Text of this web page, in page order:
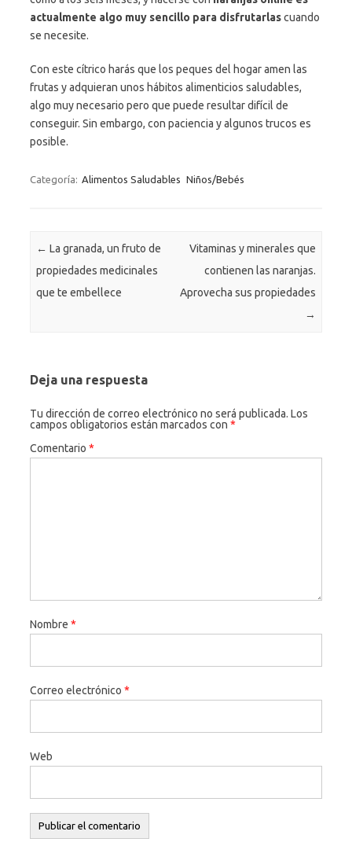
actualmente algo muy sencillo para disfrutarlascuando
se necesite.
Con este cítrico harás que los peques del hogar amen las
frutas y adquieran unos hábitos alimenticios saludables,
algo muy necesario pero que puede resultar difícil de
conseguir. Sin embargo, con paciencia y algunos trucos es
posible.
Categoría: Alimentos Saludables Niños/Bebés
Navegación de entradas
← La granada, un fruto de
propiedades medicinales
que te embellece
Vitaminas y minerales que
contienen las naranjas.
Aprovecha sus propiedades
→
Deja una respuesta
Tu dirección de correo electrónico no será publicada. Los
campos obligatorios están marcados con *
Comentario *
Nombre *
Correo electrónico *
Web